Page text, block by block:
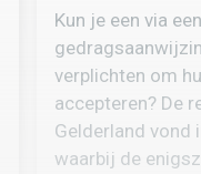
Kun je een via een
verplichten om
accepteren? De
Gelderland vond
waarbij de